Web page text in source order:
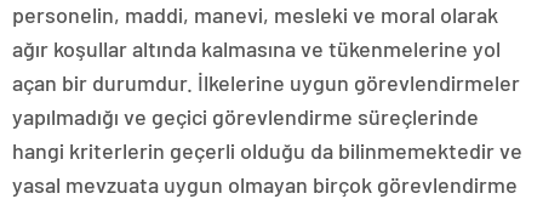
personelin, maddi, manevi, mesleki ve moral olarak
ağır koşullar altında kalmasına ve tükenmelerine yol
açan bir durumdur. İlkelerine uygun görevlendirmeler
yapılmadığı ve geçici görevlendirme süreçlerinde
hangi kriterlerin geçerli olduğu da bilinmemektedir ve
yasal mevzuata uygun olmayan birçok görevlendirme